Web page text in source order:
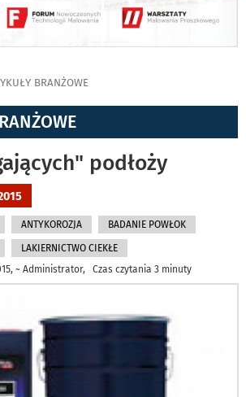
BRANŻOWE
podłoży
ANTYKOROZJA BADANIE POWŁOK
LAKIERNICTWO CIEKŁE
~ Administrator, Czas czytania 3 minuty